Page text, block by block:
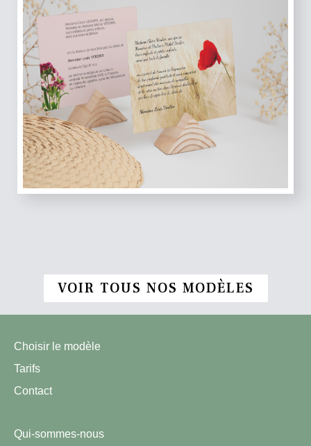
VOIR TOUS NOS MODÈLES
Choisir le modèle
Tarifs
Contact
Qui-sommes-nous